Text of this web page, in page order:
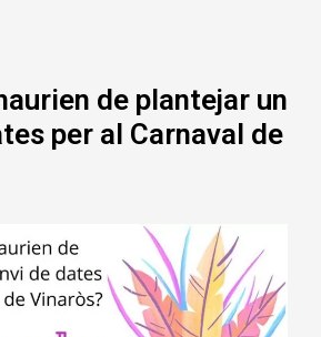
de plantejar un
per al Carnaval de